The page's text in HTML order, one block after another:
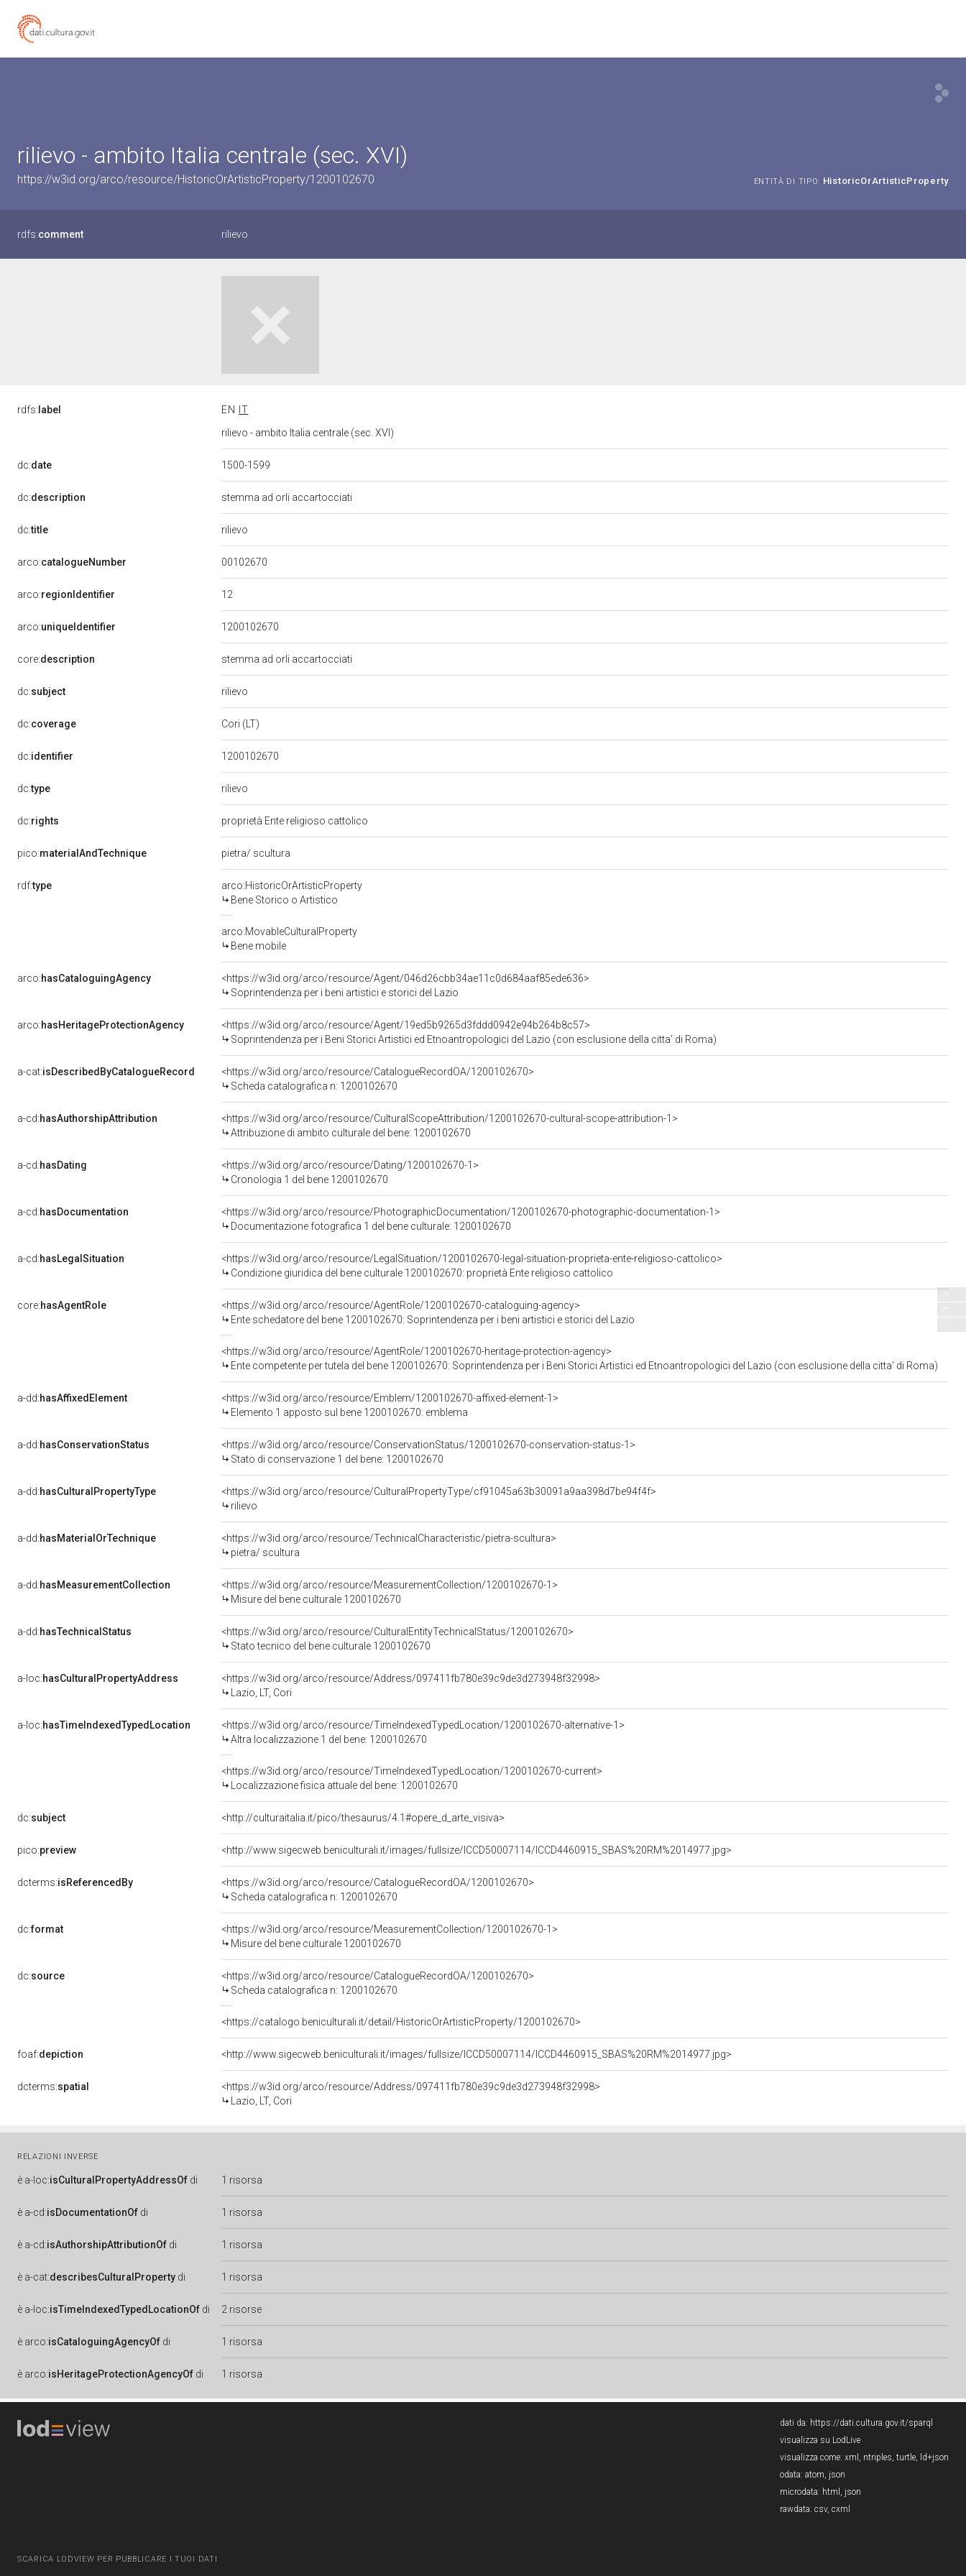
rilievo - ambito Italia centrale (sec. XVI)
https://w3id.org/arco/resource/HistoricOrArtisticProperty/1200102670 ENTITÀ DI TIPO: HistoricOrArtisticProperty
rdfs:comment rilievo
rdfs: label EN
IT
rilievo - ambito Italia centrale (sec. XVI)
dc:date 1500-1599
dc:description stemma ad orli accartocciati
dc:title rilievo
arco:catalogueNumber 00102670
arco:regionIdentifier 12
arco:uniqueIdentifier 1200102670
core:description stemma ad orli accartocciati
dc:subject rilievo
dc:coverage Cori (LT)
dc:identifier 1200102670
dc:type rilievo
dc:rights proprietà Ente religioso cattolico
pico:materialAndTechnique pietra/ scultura
rdf:type
arco:HistoricOrArtisticProperty
Bene Storico o Artistico
arco:MovableCulturalProperty
Bene mobile
arco:hasCataloguingAgency
<https://w3id.org/arco/resource/Agent/046d26cbb34ae11c0d684aaf85ede636>
Soprintendenza per i beni artistici e storici del Lazio
arco:hasHeritageProtectionAgency
<https://w3id.org/arco/resource/Agent/19ed5b9265d3fddd0942e94b264b8c57>
Soprintendenza per i Beni Storici Artistici ed Etnoantropologici del Lazio (con esclusione della citta' di Roma)
a-cat:isDescribedByCatalogueRecord
<https://w3id.org/arco/resource/CatalogueRecordOA/1200102670>
Scheda catalografica n: 1200102670
a-cd:hasAuthorshipAttribution
<https://w3id.org/arco/resource/CulturalScopeAttribution/1200102670-cultural-scope-attribution-1>
Attribuzione di ambito culturale del bene: 1200102670
a-cd:hasDating
<https://w3id.org/arco/resource/Dating/1200102670-1>
Cronologia 1 del bene 1200102670
a-cd:hasDocumentation
<https://w3id.org/arco/resource/PhotographicDocumentation/1200102670-photographic-documentation-1>
Documentazione fotografica 1 del bene culturale: 1200102670
a-cd:hasLegalSituation
<https://w3id.org/arco/resource/LegalSituation/1200102670-legal-situation-proprieta-ente-religioso-cattolico>
Condizione giuridica del bene culturale 1200102670: proprietà Ente religioso cattolico
core:hasAgentRole
<https://w3id.org/arco/resource/AgentRole/1200102670-cataloguing-agency>
Ente schedatore del bene 1200102670: Soprintendenza per i beni artistici e storici del Lazio
<https://w3id.org/arco/resource/AgentRole/1200102670-heritage-protection-agency>
Ente competente per tutela del bene 1200102670: Soprintendenza per i Beni Storici Artistici ed Etnoantropologici del Lazio (con esclusione della citta' di Roma)
a-dd:hasAffixedElement
<https://w3id.org/arco/resource/Emblem/1200102670-affixed-element-1>
Elemento 1 apposto sul bene 1200102670: emblema
a-dd:hasConservationStatus
<https://w3id.org/arco/resource/ConservationStatus/1200102670-conservation-status-1>
Stato di conservazione 1 del bene: 1200102670
a-dd:hasCulturalPropertyType
<https://w3id.org/arco/resource/CulturalPropertyType/cf91045a63b30091a9aa398d7be94f4f>
rilievo
a-dd:hasMaterialOrTechnique
<https://w3id.org/arco/resource/TechnicalCharacteristic/pietra-scultura>
pietra/ scultura
a-dd:hasMeasurementCollection
<https://w3id.org/arco/resource/MeasurementCollection/1200102670-1>
Misure del bene culturale 1200102670
a-dd:hasTechnicalStatus
<https://w3id.org/arco/resource/CulturalEntityTechnicalStatus/1200102670>
Stato tecnico del bene culturale 1200102670
a-loc:hasCulturalPropertyAddress
<https://w3id.org/arco/resource/Address/097411fb780e39c9de3d273948f32998>
Lazio, LT, Cori
a-loc:hasTimeIndexedTypedLocation
<https://w3id.org/arco/resource/TimeIndexedTypedLocation/1200102670-alternative-1>
Altra localizzazione 1 del bene: 1200102670
<https://w3id.org/arco/resource/TimeIndexedTypedLocation/1200102670-current>
Localizzazione fisica attuale del bene: 1200102670
dc:subject <http://culturaitalia.it/pico/thesaurus/4.1#opere_d_arte_visiva>
pico:preview <http://www.sigecweb.beniculturali.it/images/fullsize/ICCD50007114/ICCD4460915_SBAS%20RM%2014977.jpg>
dcterms:isReferencedBy
<https://w3id.org/arco/resource/CatalogueRecordOA/1200102670>
Scheda catalografica n: 1200102670
dc:format
<https://w3id.org/arco/resource/MeasurementCollection/1200102670-1>
Misure del bene culturale 1200102670
dc:source
<https://w3id.org/arco/resource/CatalogueRecordOA/1200102670>
Scheda catalografica n: 1200102670
<https://catalogo.beniculturali.it/detail/HistoricOrArtisticProperty/1200102670>
foaf:depiction <http://www.sigecweb.beniculturali.it/images/fullsize/ICCD50007114/ICCD4460915_SBAS%20RM%2014977.jpg>
dcterms:spatial
<https://w3id.org/arco/resource/Address/097411fb780e39c9de3d273948f32998>
Lazio, LT, Cori
RELAZIONI INVERSE
è a-loc:isCulturalPropertyAddressOf di 1 risorsa
è a-cd:isDocumentationOf di 1 risorsa
è a-cd:isAuthorshipAttributionOf di 1 risorsa
è a-cat:describesCulturalProperty di 1 risorsa
è a-loc:isTimeIndexedTypedLocationOf di 2 risorse
è arco:isCataloguingAgencyOf di 1 risorsa
è arco:isHeritageProtectionAgencyOf di 1 risorsa
SCARICA LODVIEW PER PUBBLICARE I TUOI DATI
dati da: https://dati.cultura.gov.it/sparql
visualizza su LodLive
visualizza come: xml , ntriples, turtle, ld+json
odata: atom, json
microdata: html , json
rawdata: csv, cxml